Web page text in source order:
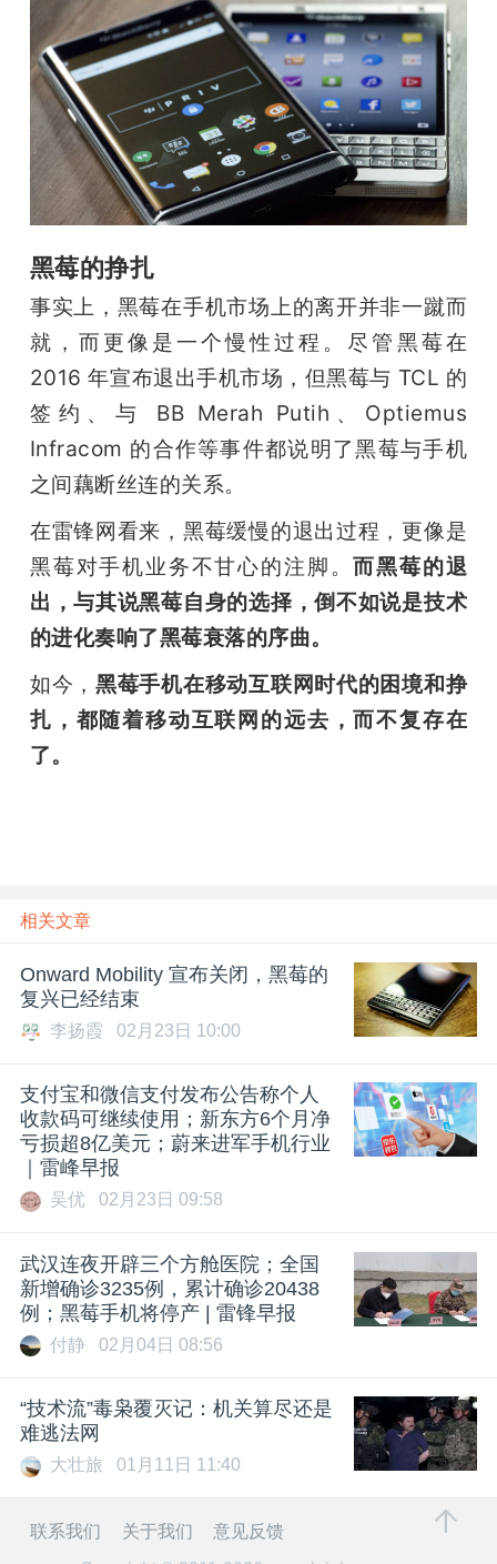
黑莓的挣扎
事实上，黑莓在手机市场上的离开并非一蹴而
就，而更像是一个慢性过程。尽管黑莓在
2016 年宣布退出手机市场，但黑莓与 TCL 的
签约、与 BB Merah Putih、Optiemus
Infracom 的合作等事件都说明了黑莓与手机
之间藕断丝连的关系。
在雷锋网看来，黑莓缓慢的退出过程，更像是
黑莓对手机业务不甘心的注脚。而黑莓的退
出，与其说黑莓自身的选择，倒不如说是技术
的进化奏响了黑莓衰落的序曲。
如今，黑莓手机在移动互联网时代的困境和挣
扎，都随着移动互联网的远去，而不复存在
了。
相关文章
Onward Mobility 宣布关闭，黑莓的
复兴已经结束
李扬霞 02月23日 10:00
支付宝和微信支付发布公告称个人
收款码可继续使用；新东方6个月净
亏损超8亿美元；蔚来进军手机行业
｜雷峰早报
吴优 02月23日 09:58
武汉连夜开辟三个方舱医院；全国
新增确诊3235例，累计确诊20438
例；黑莓手机将停产 | 雷锋早报
付静 02月04日 08:56
“技术流”毒枭覆灭记：机关算尽还是
难逃法网
大壮旅 01月11日 11:40
联系我们 关于我们
意见反馈